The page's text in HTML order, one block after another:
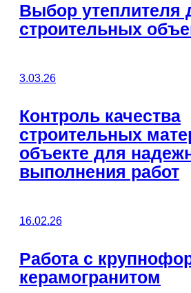
Выбор утеплителя
строительных
3.03.26
Контроль качества
строительных
объекте для
выполнения работ
16.02.26
Работа с
керамогранитом